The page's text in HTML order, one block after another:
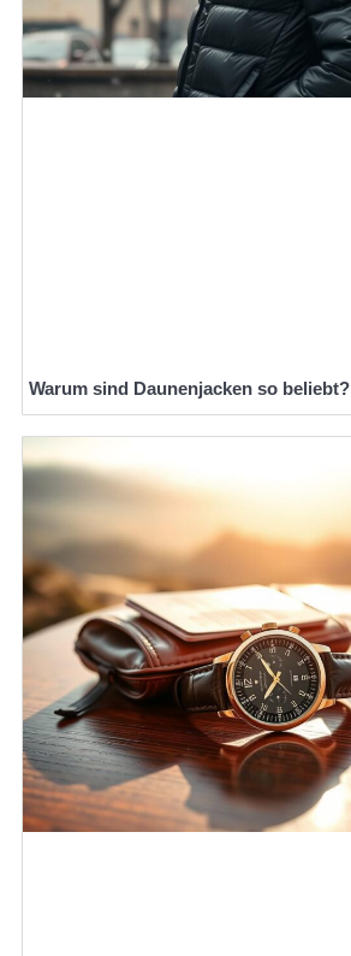
Warum sind Daunenjacken so beliebt?